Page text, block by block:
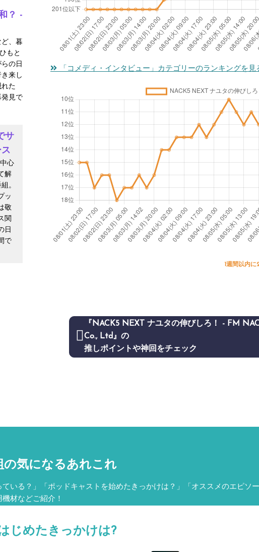
？ -
、暮
もと
の日
来し
た
発見で
サ
心
解
。
ッ
敬
関
日
で
「コメディ・インタビュー」カテゴリーのランキングを見
1週間以内
『NACK5 NEXT ナユタの伸びしろ！ - FM
Co., Ltd』の
推しポイントや神回をチェック
の気になるあれこれ
ている？」「ポッドキャストを始めたきっかけは？」「オススメのエピソ
材などご紹介！
じめたきっかけは?